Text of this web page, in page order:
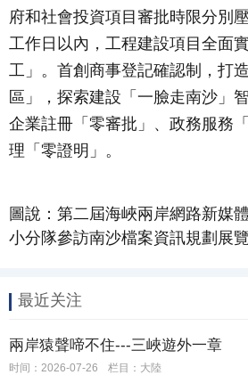
府和社會投資項目審批時限分別
工作日以內，工程建設項目全面
工」。首創商事登記確認制，打
區」，探索建設「一臉走南沙」
企業註冊「零審批」、政務服務
理「零證明」。
圖說：第二屆海峽兩岸網路新媒
小分隊參訪南沙檔案資訊規劃展覽
最近关注
兩岸猿聲啼不住---三峽遊外一章
时间：2026-07-26 栏目：大陸